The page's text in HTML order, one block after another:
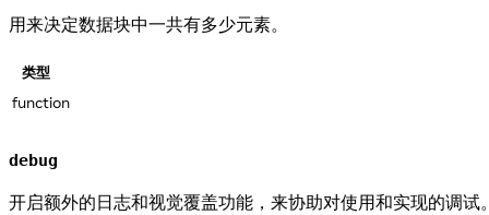
用来决定数据块中一共有多少元素。
类型
function
debug
开启额外的日志和视觉覆盖功能，来协助对使用和实现的调试